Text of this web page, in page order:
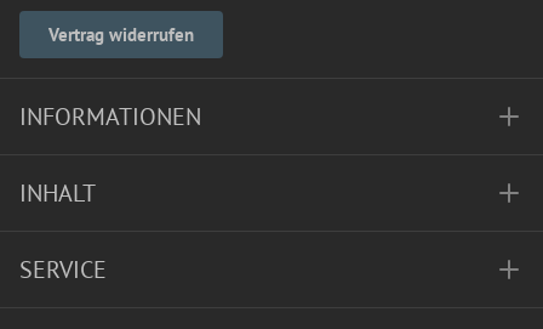
Vertrag widerrufen
INFORMATIONEN
INHALT
SERVICE